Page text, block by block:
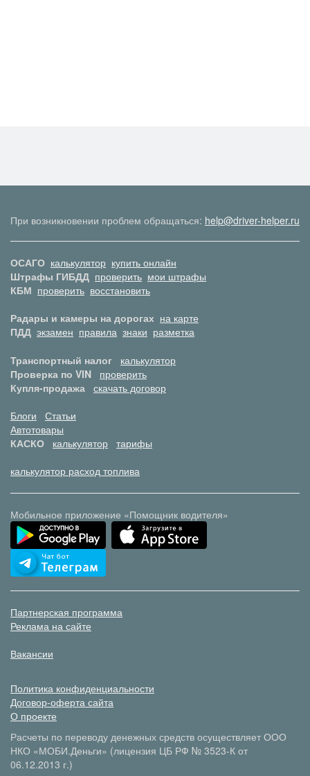
При возникновении проблем обращаться: help@driver-helper.ru
ОСАГО калькулятор купить онлайн
Штрафы ГИБДД проверить мои штрафы
КБМ проверить восстановить
Радары и камеры на дорогах на карте
ПДД экзамен правила знаки разметка
Транспортный налог
калькулятор
Проверка по VIN
проверить
Купля-продажа скачать договор
Блоги
Статьи
Автотовары
КАСКО
калькулятор тарифы
калькулятор расход топлива
Мобильное приложение «Помощник водителя»
Партнерская программа
Реклама на сайте
Вакансии
Политика конфиденциальности
Договор-оферта сайта
О проекте
Расчеты по переводу денежных средств осуществляет ООО
НКО «МОБИ.Деньги» (лицензия ЦБ РФ № 3523-К от
06.12.2013 г.)